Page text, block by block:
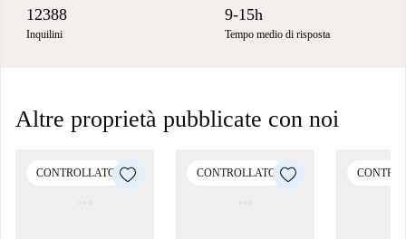
12388
Inquilini
9-15h
Tempo medio di risposta
Altre proprietà pubblicate con noi
CONTROLLATO CONTROLLATO